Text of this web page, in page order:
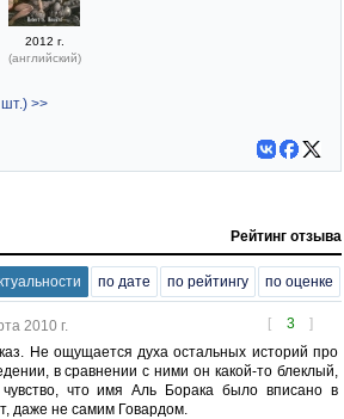
2012 г.
(английский)
>>
Рейтинг отзыва
по дате по рейтингу по оценке
[ 3 ]
2010 г.
Не ощущается духа остальных историй про
в сравнении с ними он какой-то блеклый,
что имя Аль Борака было вписано в
даже не самим Говардом.